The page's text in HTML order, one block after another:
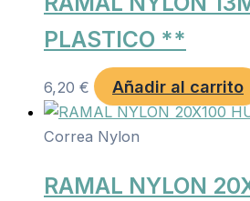
PLASTICO **
6,20 € Añadir al carrito
Correa Nylon
RAMAL NYLON